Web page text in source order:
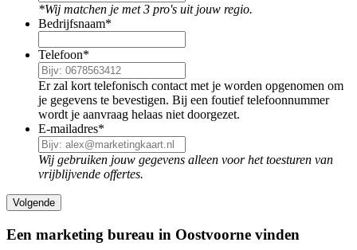
*Wij matchen je met 3 pro's uit jouw regio.
Bedrijfsnaam*
Telefoon*
Er zal kort telefonisch contact met je worden opgenomen om
je gegevens te bevestigen. Bij een foutief telefoonnummer
wordt je aanvraag helaas niet doorgezet.
E-mailadres*
Wij gebruiken jouw gegevens alleen voor het toesturen van
vrijblijvende offertes.
Een marketing bureau in Oostvoorne vinden